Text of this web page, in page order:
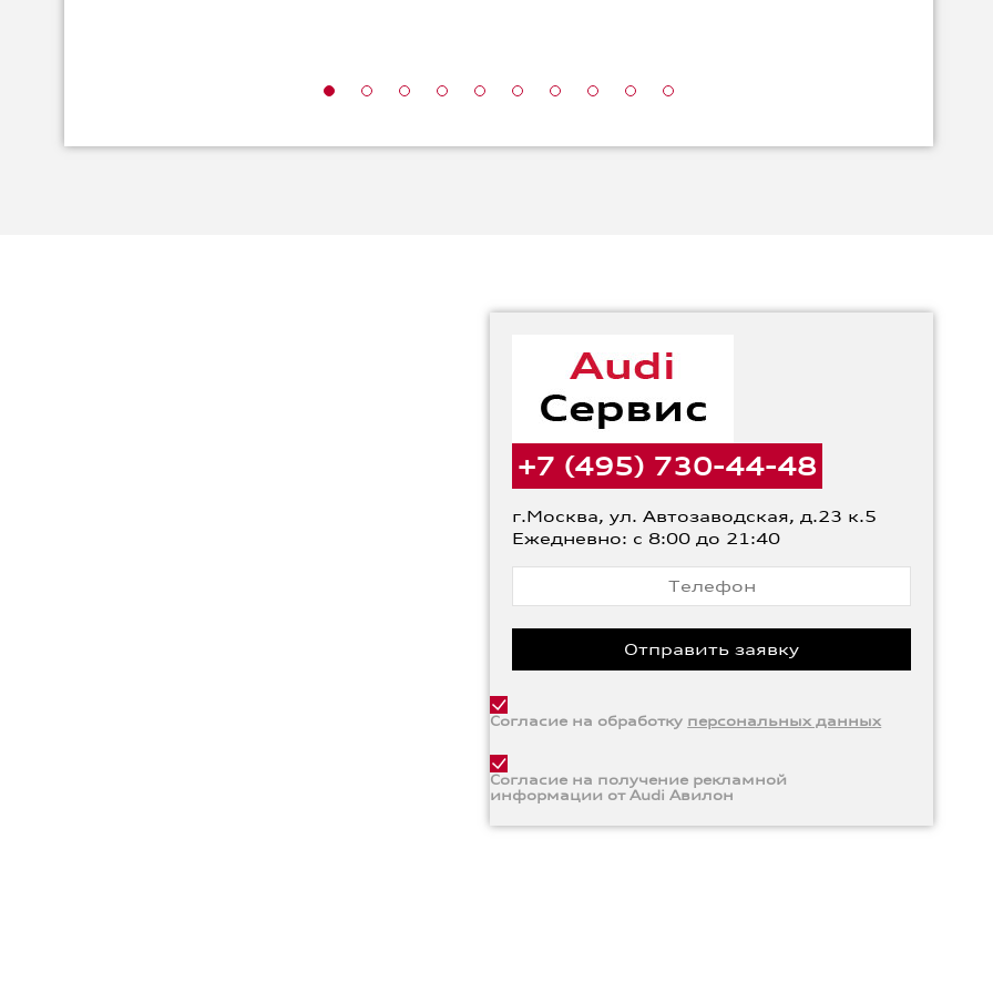
+7 (495) 730-44-48
г.Москва, ул. Автозаводская, д.23 к.5
Ежедневно: с 8:00 до 21:40
Согласие на обработку персональных данных
Согласие на получение рекламной
информации от Audi Авилон